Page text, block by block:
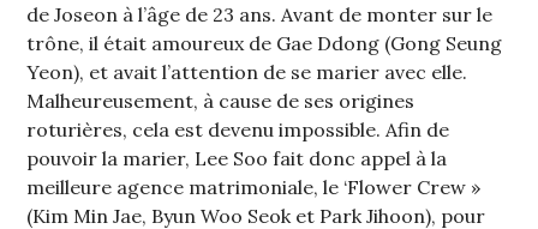
de Joseon à l’âge de 23 ans. Avant de monter sur le
trône, il était amoureux de Gae Ddong (Gong Seung
Yeon), et avait l’attention de se marier avec elle.
Malheureusement, à cause de ses origines
roturières, cela est devenu impossible. Afin de
pouvoir la marier, Lee Soo fait donc appel à la
meilleure agence matrimoniale, le ‘Flower Crew »
(Kim Min Jae, Byun Woo Seok et Park Jihoon), pour